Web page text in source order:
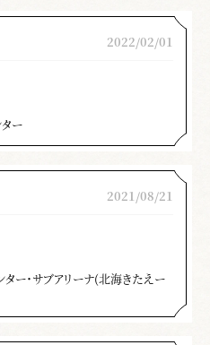
2022/02/01
ー
2021/08/21
ー・サブアリーナ(北海きたえー